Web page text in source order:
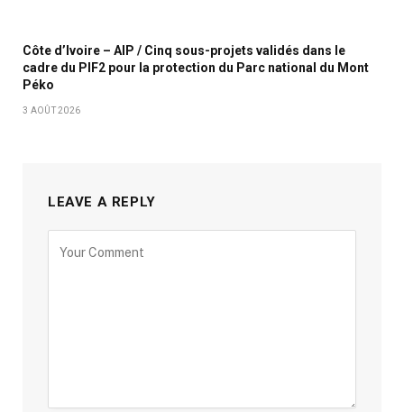
Côte d’Ivoire – AIP / Cinq sous-projets validés dans le
cadre du PIF2 pour la protection du Parc national du Mont
Péko
3 AOÛT 2026
LEAVE A REPLY